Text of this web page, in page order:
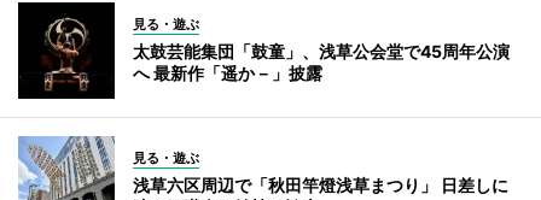
見る・遊ぶ
太鼓芸能集団「鼓童」、浅草公会堂で45周年公演
へ 最新作「遥か－」披露
見る・遊ぶ
浅草六区周辺で「秋田竿燈浅草まつり」 日差しに